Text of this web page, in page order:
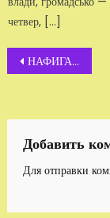
четвер, […]
Навигация
записям
НАФИГА НАМ «ФИГАРО»?
Добавить
Для отправки